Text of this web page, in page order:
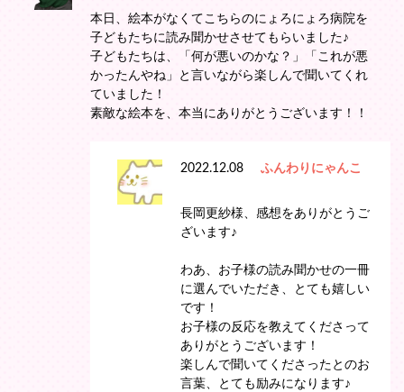
本日、絵本がなくてこちらのにょろにょろ病院を
子どもたちに読み聞かせさせてもらいました♪
子どもたちは、「何が悪いのかな？」「これが悪
かったんやね」と言いながら楽しんで聞いてくれ
ていました！
素敵な絵本を、本当にありがとうございます！！
2022.12.08 ふんわりにゃんこ
長岡更紗様、感想をありがとうご
ざいます♪
わあ、お子様の読み聞かせの一冊
に選んでいただき、とても嬉しい
です！
お子様の反応を教えてくださって
ありがとうございます！
楽しんで聞いてくださったとのお
言葉、とても励みになります♪